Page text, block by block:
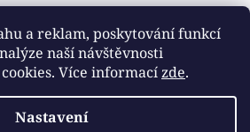
a reklam, poskytování funkcí
naší návštěvnosti
Více informacízde.
Nastavení